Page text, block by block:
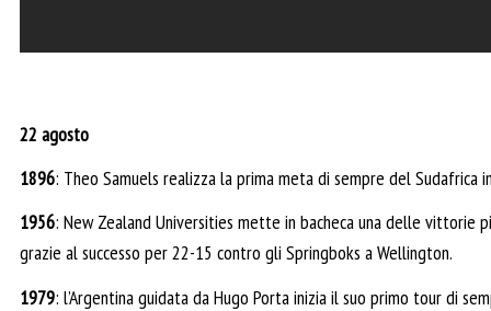
22 agosto
1896: Theo Samuels realizza la prima meta di sempre del Sudafrica
1956: New Zealand Universities mette in bacheca una delle vittorie
grazie al successo per 22-15 contro gli Springboks a Wellington.
1979: l’Argentina guidata da Hugo Porta inizia il suo primo tour di